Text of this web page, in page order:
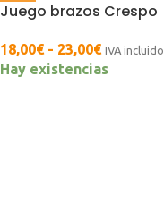
Juego brazos Crespo
18,00€ - 23,00€ IVA incluido
Hay existencias